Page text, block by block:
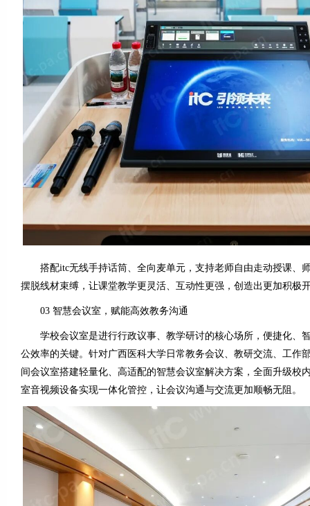
搭配itc无线手持话筒、全向麦单元，支持老师自由走动授课、
摆脱线材束缚，让课堂教学更灵活、互动性更强，创造出更加积极
03 智慧会议室，赋能高效教务沟通
学校会议室是进行行政议事、教学研讨的核心场所，便捷化、
公效率的关键。针对广西医科大学日常教务会议、教研交流、工作
间会议室搭建轻量化、高适配的智慧会议室解决方案，全面升级校
室音视频设备实现一体化管控，让会议沟通与交流更加顺畅无阻。